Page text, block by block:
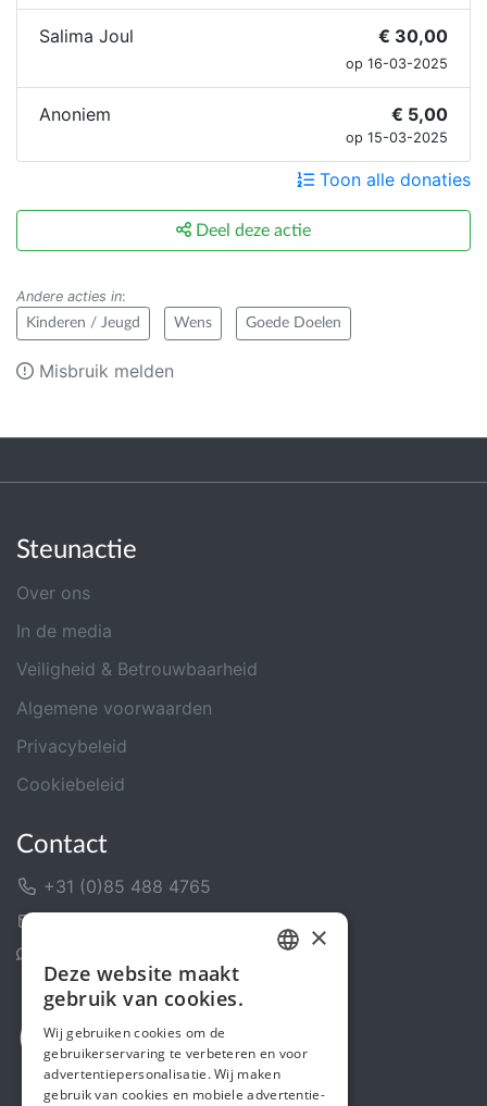
Salima Joul € 30,00
op 16-03-2025
Anoniem € 5,00
op 15-03-2025
Toon alle donaties
Deel deze actie
Andere acties in:
Kinderen / Jeugd Wens Goede Doelen
Misbruik melden
Steunactie
Over ons
In de media
Veiligheid & Betrouwbaarheid
Algemene voorwaarden
Privacybeleid
Cookiebeleid
Contact
+31 (0)85 488 4765
ENGLISH
×
Deze website maakt
gebruik van cookies.
Wij gebruiken cookies om de
gebruikerservaring te verbeteren en voor
advertentiepersonalisatie. Wij maken
gebruik van cookies en mobiele advertentie-